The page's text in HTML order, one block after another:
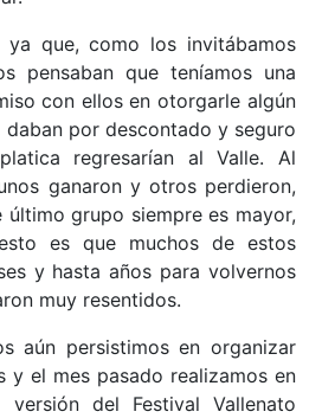
que, como los invitábamos
pensaban que teníamos una
con ellos en otorgarle algún
daban por descontado y seguro
regresarían al Valle. Al
ganaron y otros perdieron,
grupo siempre es mayor,
es que muchos de estos
y hasta años para volvernos
muy resentidos.
aún persistimos en organizar
y el mes pasado realizamos en
versión del Festival Vallenato